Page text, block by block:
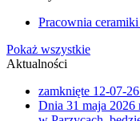
Pracownia
Pokaż wszystkie
Aktualności
zamknięte 12-07-26
Dnia 31 maja